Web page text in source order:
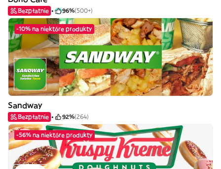
Bezpłatnie 96%(500+)
-10% na niektóre produkty
Sandway
Bezpłatnie 92%(264)
-56% na niektóre produkty